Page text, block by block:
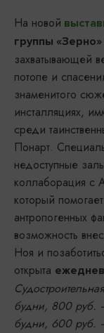
На новой
группы «Зерно»
захватывающей
потопе и
знаменитого
инсталляциях,
среди
Понарт.
недоступные
коллаборация с
который
антропогенных
возможность
Ноя и
открыта
будни, 800 руб.
будни, 600 руб.